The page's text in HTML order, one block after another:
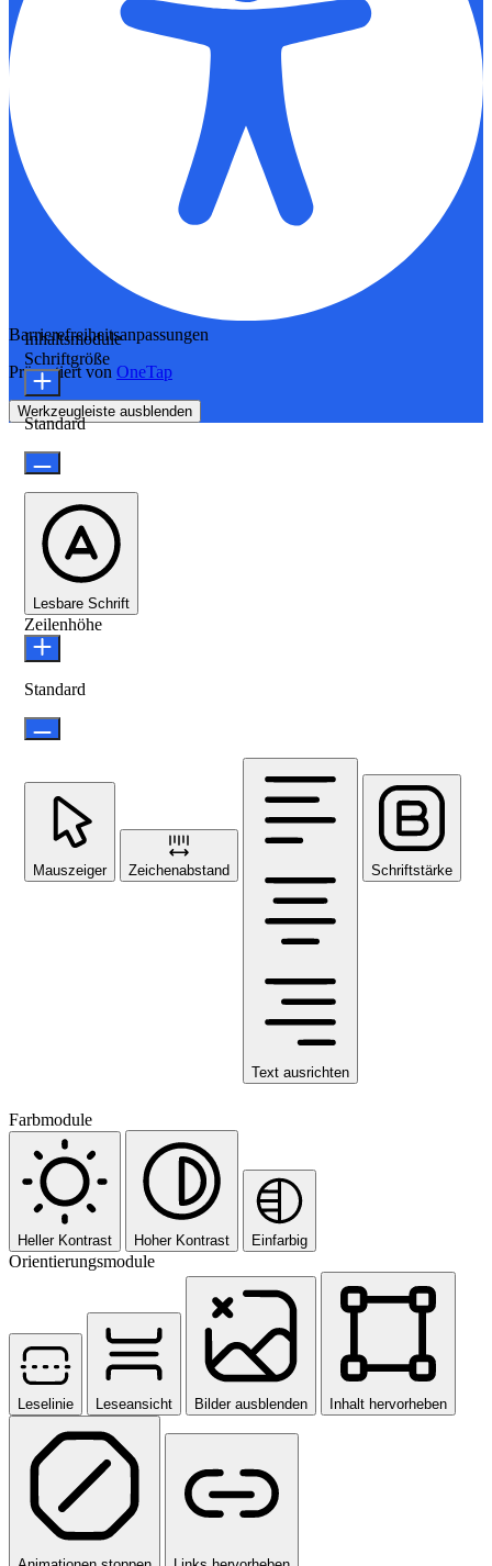
Barrierefreiheitsanpassungen
Präsentiert von OneTap
Werkzeugleiste ausblenden
Inhaltsmodule
Schriftgröße
Standard
Lesbare Schrift
Zeilenhöhe
Standard
Mauszeiger Zeichenabstand
Text ausrichten
Schriftstärke
Farbmodule
Heller Kontrast Hoher Kontrast Einfarbig
Orientierungsmodule
Leselinie Leseansicht Bilder ausblenden Inhalt hervorheben